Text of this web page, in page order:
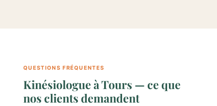
QUESTIONS FRÉQUENTES
Kinésiologue à Tours — ce que
nos clients demandent